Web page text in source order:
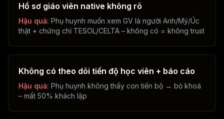
Hồ sơ giáo viên native không rõ
Hậu quả: Phụ huynh muốn xem GV là người Anh/Mỹ/Úc
thật + chứng chỉ TESOL/CELTA – không có = không trust
Không có theo dõi tiến độ học viên + báo cáo
Hậu quả: Phụ huynh không thấy con tiến bộ → bỏ khoá
– mất 50% khách lặp